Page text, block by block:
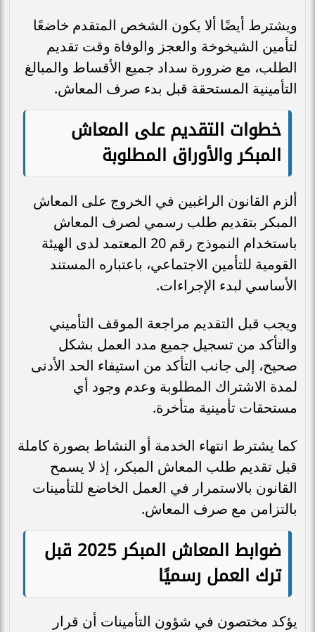
ويشترط أيضًا ألا يكون الشخص المتقدم خاضعًا
لتأمين الشيخوخة والعجز والوفاة وقت تقديم
الطلب، مع ضرورة سداد جميع الأقساط والمبالغ
التأمينية المستحقة قبل بدء صرف المعاش.
خطوات التقديم على المعاش
المبكر والأوراق المطلوبة
ألزم القانون الراغبين في الخروج على المعاش
المبكر بتقديم طلب رسمي لصرف المعاش
باستخدام النموذج رقم 20 المعتمد لدى الهيئة
القومية للتأمين الاجتماعي، باعتباره المستند
الأساسي لبدء الإجراءات.
ويجب قبل التقديم مراجعة الموقف التأميني
والتأكد من تسجيل جميع مدد العمل بشكل
صحيح، إلى جانب التأكد من استيفاء الحد الأدنى
لمدة الاشتراك المطلوبة وعدم وجود أي
مستحقات تأمينية متأخرة.
كما يشترط انتهاء الخدمة أو النشاط بصورة كاملة
قبل تقديم طلب المعاش المبكر، إذ لا يسمح
القانون بالاستمرار في العمل الخاضع للتأمينات
بالتزامن مع صرف المعاش.
ضوابط المعاش المبكر 2025 قبل
ترك العمل رسميًا
يؤكد مختصون في شؤون التأمينات أن قرار